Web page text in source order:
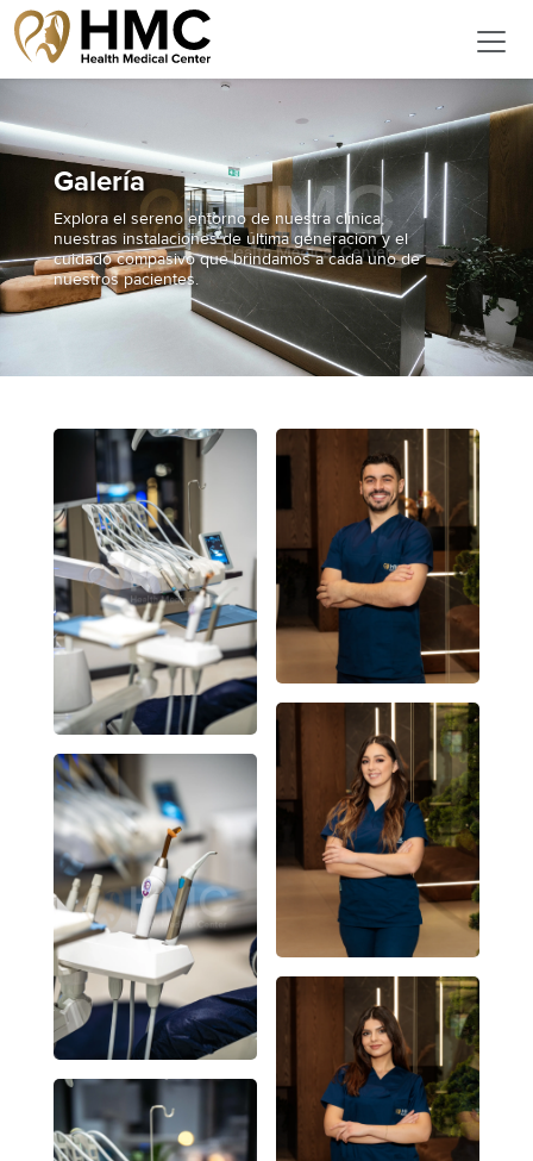
Galería
Explora el sereno entorno de nuestra clínica,
nuestras instalaciones de última generación y el
cuidado compasivo que brindamos a cada uno de
nuestros pacientes.